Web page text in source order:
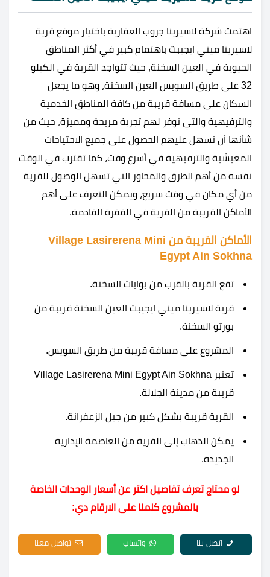
اهتمت شركة لاسيرينا جروب العقارية باختيار موقع قرية
لاسيرينا ميني ايجيبت باهتمام كبير في أكثر المناطق
الحيوية في العين السخنة، حيث تتواجد القرية في الكيلو
32 على طريق السويس العين السخنة، وهو ما يجعل
السكان على مسافة قريبة من كافة المناطق الخدمية
والترفيهية والتي توفر لهم تجربة مريحة ومميزة، حيث من
شأنها أن تسهل عليهم الحصول على جميع الاحتياجات
المعيشية والترفيهية في أسرع وقت، كما تقترب في الوقت
نفسه من أهم الطرق والمحاور التي تسهل الوصول للقرية
من أي مكان في وقت سريع، ويمكن التعرف على أهم
الأماكن القريبة من القرية في الفقرة القادمة.
الأماكن القريبة من Village Lasirerena Mini
Egypt Ain Sokhna
تقع القرية بالقرب من بوابات السخنة.
قرية لاسيرينا ميني ايجيبت العين السخنة قريبة من
بورتو السخنة.
المشروع على مسافة قريبة من طريق السويس.
تعتبر Village Lasirerena Mini Egypt Ain Sokhna
قريبة من مدينة الجلالة.
القرية قريبة بشكل كبير من جبل الزعفرانة.
يمكن الذهاب إلى القرية من العاصمة الإدارية
الجديدة.
لو محتاج تعرف تفاصيل اكتر عن أسعار الوحدات الخاصة
بالمشروع كلمنا على الارقام دي:
اتصل بنا واتساب تواصل معنا